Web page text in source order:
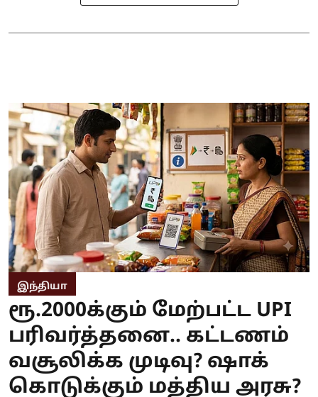
இந்தியா
ரூ.2000க்கும் மேற்பட்ட UPI
பரிவர்த்தனை.. கட்டணம்
வசூலிக்க முடிவு? ஷாக்
கொடுக்கும் மத்திய அரசு?